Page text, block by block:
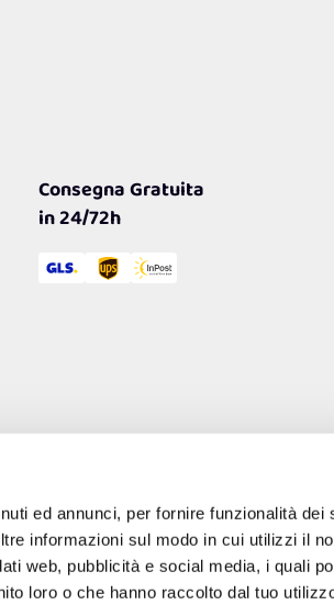
ed annunci, per fornire funzionalità dei
informazioni sul modo in cui utilizzi il
web, pubblicità e social media, i quali
loro o che hanno raccolto dal tuo
Consegna Gratuita
in 24/72h